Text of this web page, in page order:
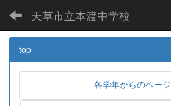
天草市立本渡中学校
top
各学年からのページ